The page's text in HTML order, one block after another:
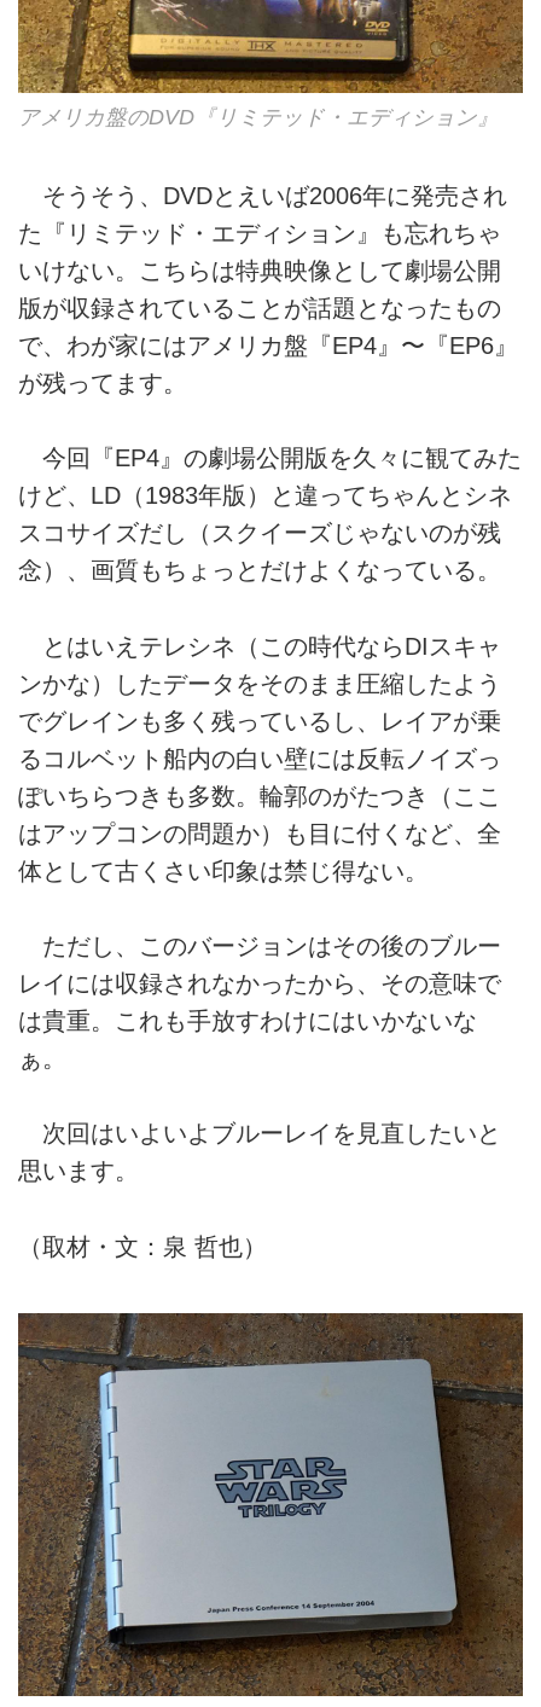
アメリカ盤のDVD『リミテッド・エディション』
そうそう、DVDとえいば2006年に発売され
た『リミテッド・エディション』も忘れちゃ
いけない。こちらは特典映像として劇場公開
版が収録されていることが話題となったもの
で、わが家にはアメリカ盤『EP4』〜『EP6』
が残ってます。
今回『EP4』の劇場公開版を久々に観てみた
けど、LD（1983年版）と違ってちゃんとシネ
スコサイズだし（スクイーズじゃないのが残
念）、画質もちょっとだけよくなっている。
とはいえテレシネ（この時代ならDIスキャ
ンかな）したデータをそのまま圧縮したよう
でグレインも多く残っているし、レイアが乗
るコルベット船内の白い壁には反転ノイズっ
ぽいちらつきも多数。輪郭のがたつき（ここ
はアップコンの問題か）も目に付くなど、全
体として古くさい印象は禁じ得ない。
ただし、このバージョンはその後のブルー
レイには収録されなかったから、その意味で
は貴重。これも手放すわけにはいかないな
ぁ。
次回はいよいよブルーレイを見直したいと
思います。
（取材・文：泉 哲也）